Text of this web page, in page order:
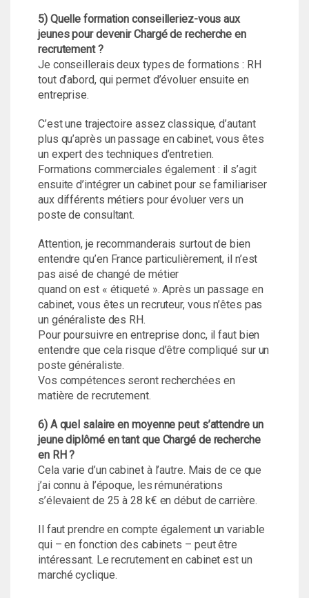
5) Quelle formation conseilleriez-vous aux
jeunes pour devenir Chargé de recherche en
recrutement ?
Je conseillerais deux types de formations : RH
tout d’abord, qui permet d’évoluer ensuite en
entreprise.
C’est une trajectoire assez classique, d’autant
plus qu’après un passage en cabinet, vous êtes
un expert des techniques d’entretien.
Formations commerciales également : il s’agit
ensuite d’intégrer un cabinet pour se familiariser
aux différents métiers pour évoluer vers un
poste de consultant.
Attention, je recommanderais surtout de bien
entendre qu’en France particulièrement, il n’est
pas aisé de changé de métier
quand on est « étiqueté ». Après un passage en
cabinet, vous êtes un recruteur, vous n’êtes pas
un généraliste des RH.
Pour poursuivre en entreprise donc, il faut bien
entendre que cela risque d’être compliqué sur un
poste généraliste.
Vos compétences seront recherchées en
matière de recrutement.
6) A quel salaire en moyenne peut s’attendre un
jeune diplômé en tant que Chargé de recherche
en RH ?
Cela varie d’un cabinet à l’autre. Mais de ce que
j’ai connu à l’époque, les rémunérations
s’élevaient de 25 à 28 k€ en début de carrière.
Il faut prendre en compte également un variable
qui – en fonction des cabinets – peut être
intéressant. Le recrutement en cabinet est un
marché cyclique.